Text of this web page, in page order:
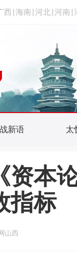
西 海南 河北 河南
新语 太
资本
指标
山西